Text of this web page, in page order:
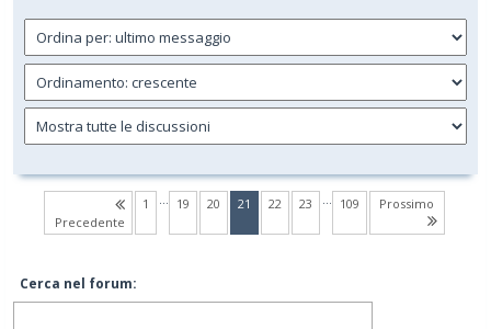
Precedente
1 … 19 20 21 (current)
22 23 … 109 Prossimo
Cerca nel forum: